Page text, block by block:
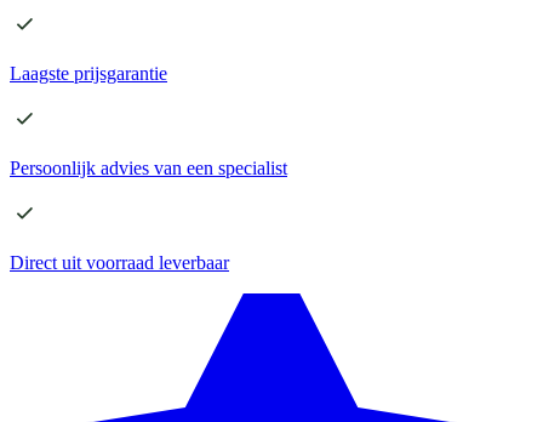
Laagste prijsgarantie
Persoonlijk advies van een specialist
Direct uit voorraad leverbaar